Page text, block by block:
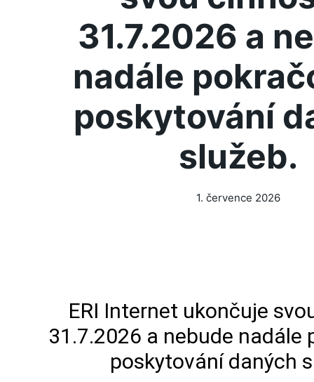
31.7.2026 a
nadále
poskytování
služeb.
1. července 2026
ERI Internet ukončuje
31.7.2026 a nebude nadále
poskytování daných